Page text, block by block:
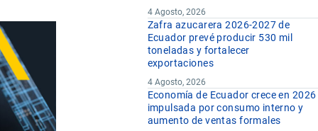
4 Agosto, 2026
Zafra azucarera 2026-2027 de
Ecuador prevé producir 530 mil
toneladas y fortalecer
exportaciones
4 Agosto, 2026
Economía de Ecuador crece en 2026
impulsada por consumo interno y
aumento de ventas formales